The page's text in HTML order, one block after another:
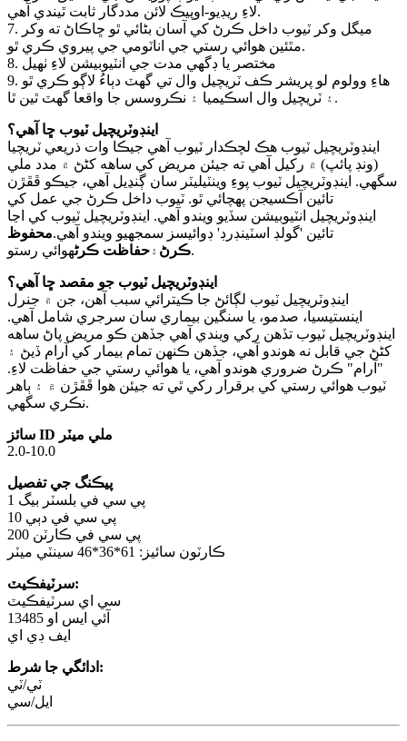
لاءِ ريڊيو-اوپيڪ لائن مددگار ثابت ٿيندي آهي.
7. ميگل وکر ٽيوب داخل ڪرڻ کي آسان بڻائي ٿو ڇاڪاڻ ته وکر
مٿئين هوائي رستي جي اناٽومي جي پيروي ڪري ٿو.
8. مختصر يا ڊگهي مدت جي انٽيوبيشن لاءِ ٺهيل
9. هاءِ وولوم لو پريشر ڪف ٽريچيل وال تي گهٽ دٻاءُ لاڳو ڪري ٿو
۽ ٽريچيل وال اسڪيميا ۽ نڪروسس جا واقعا گهٽ ٿين ٿا.
اينڊوٽريچيل ٽيوب ڇا آهي؟
اينڊوٽريچيل ٽيوب هڪ لچڪدار ٽيوب آهي جيڪا وات ذريعي ٽريچيا
(ونڊ پائپ) ۾ رکيل آهي ته جيئن مريض کي ساهه کڻڻ ۾ مدد ملي
سگهي. اينڊوٽريچيل ٽيوب پوءِ وينٽيليٽر سان ڳنڍيل آهي، جيڪو ڦڦڙن
تائين آڪسيجن پهچائي ٿو. ٽيوب داخل ڪرڻ جي عمل کي
اينڊوٽريچيل انٽيوبيشن سڏيو ويندو آهي. اينڊوٽريچيل ٽيوب کي اڃا
تائين 'گولڊ اسٽينڊرڊ' ڊوائيسز سمجهيو ويندو آهي.محفوظ
ڪرڻ ۽حفاظت ڪرڻ هوائي رستو.
اينڊوٽريچيل ٽيوب جو مقصد ڇا آهي؟
اينڊوٽريچيل ٽيوب لڳائڻ جا ڪيترائي سبب آهن، جن ۾ جنرل
اينستيسيا، صدمو، يا سنگين بيماري سان سرجري شامل آهي.
اينڊوٽريچيل ٽيوب تڏهن رکي ويندي آهي جڏهن ڪو مريض پاڻ ساهه
کڻڻ جي قابل نه هوندو آهي، جڏهن ڪنهن تمام بيمار کي آرام ڏيڻ ۽
"آرام" ڪرڻ ضروري هوندو آهي، يا هوائي رستي جي حفاظت لاءِ.
ٽيوب هوائي رستي کي برقرار رکي ٿي ته جيئن هوا ڦڦڙن ۾ ۽ ٻاهر
نڪري سگهي.
سائز ID ملي ميٽر
2.0-10.0
پيڪنگ جي تفصيل
1 پي سي في بلسٽر بيگ
10 پي سي في دٻي
200 پي سي في ڪارٽن
ڪارٽون سائيز: 61*36*46 سينٽي ميٽر
سرٽيفڪيٽ:
سي اي سرٽيفڪيٽ
آئي ايس او 13485
ايف ڊي اي
ادائگي جا شرط:
ٽي/ٽي
ايل/سي